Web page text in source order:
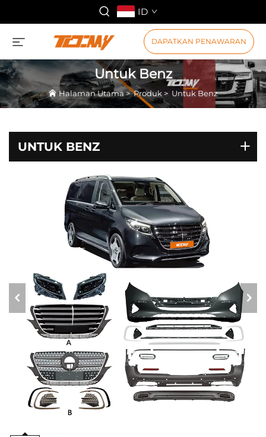
ID
DAPATKAN PENAWARAN
Untuk Benz
Halaman Utama>Produk> Untuk Benz
UNTUK BENZ